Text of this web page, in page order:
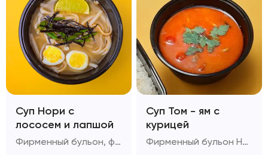
Суп Нори с
лососем и лапшой
Фирменный бульон, филе лосося, китайская лапша, куриное яйцо, паста Том-ям, рыбный соус, зеленый лук
Суп Том - ям с
курицей
Фирменный бульон Нори, рис, филе куриное, шампиньоны, помидоры Черри, паста Том-ям, кокосовое молоко, лайм, соус Рыбный, чеснок, стручковый перец, зелень